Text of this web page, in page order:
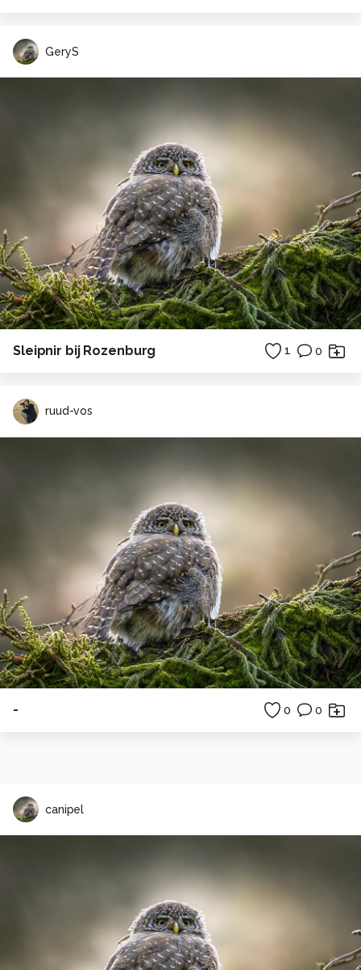
GeryS
Sleipnir bij Rozenburg 1 0
ruud-vos
- 0 0
canipel